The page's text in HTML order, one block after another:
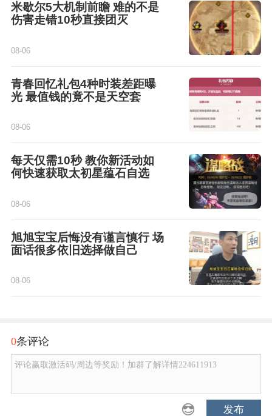
米歇尔5大机制前瞻 难的不是
伤害走错10秒直接团灭
08-06
青春回忆礼包4种时装差距曝
光 最值钱的竟不是天空套
08-06
每天仅需10秒 教你新活动如
何快速获取太初星蕴石自选
08-06
旭旭宝宝后悔没有谨言慎行 场
面话很多依旧选择做自己
08-06
0条评论
评论赢取激活码/周边等奖励！加群了解详情224611913
发布